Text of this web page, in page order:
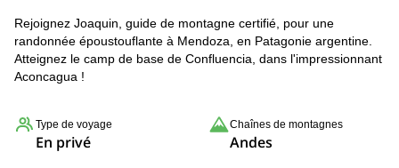
Rejoignez Joaquin, guide de montagne certifié, pour une
randonnée époustouflante à Mendoza, en Patagonie argentine.
Atteignez le camp de base de Confluencia, dans l'impressionnant
Aconcagua !
Type de voyage
En privé
Chaînes de montagnes
Andes